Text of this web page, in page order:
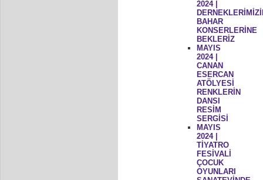
2024 |
BAHAR
KONSERLERİNE
BEKLERİZ
MAYIS
2024 |
CANAN
ESERCAN
ATÖLYESİ
RENKLERİN
DANSI
RESİM
SERGİSİ
MAYIS
2024 |
TİYATRO
FESİVALİ
ÇOCUK
OYUNLARI